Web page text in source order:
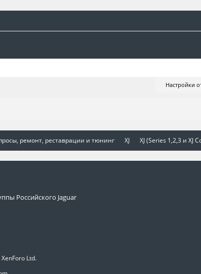
Настройки
ремонт, реставрации и тюнинг XJ XJ (Series 1,2,3 и XJ
Российского Jaguar
Ltd.